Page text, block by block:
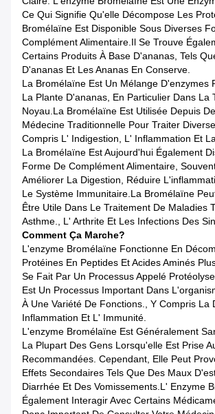
Ce Qui Signifie Qu'elle Décompose Les
Bromélaïne Est Disponible Sous Diverses
Complément Alimentaire.Il Se Trouve
Certains Produits À Base D'ananas, Tels
D'ananas Et Les Ananas En Conserve.
La Bromélaïne Est Un Mélange D'enzymes
La Plante D'ananas, En Particulier Dans La
Noyau.La Bromélaïne Est Utilisée Depuis
Médecine Traditionnelle Pour Traiter
Compris L' Indigestion, L' Inflammation Et
La Bromélaïne Est Aujourd'hui Également
Forme De Complément Alimentaire,
Améliorer La Digestion, Réduire
Le Système Immunitaire.La Bromélaïne
Être Utile Dans Le Traitement De Maladies
Asthme., L' Arthrite Et Les Infections Des
Comment Ça Marche?
L'enzyme Bromélaïne Fonctionne En
Protéines En Peptides Et Acides Aminés
Se Fait Par Un Processus Appelé
Est Un Processus Important Dans
À Une Variété De Fonctions., Y Compris La
Inflammation Et L' Immunité.
L'enzyme Bromélaïne Est Généralement
La Plupart Des Gens Lorsqu'elle Est Prise
Recommandées. Cependant, Elle Peut
Effets Secondaires Tels Que Des Maux
Diarrhée Et Des Vomissements.L' Enzyme
Également Interagir Avec Certains